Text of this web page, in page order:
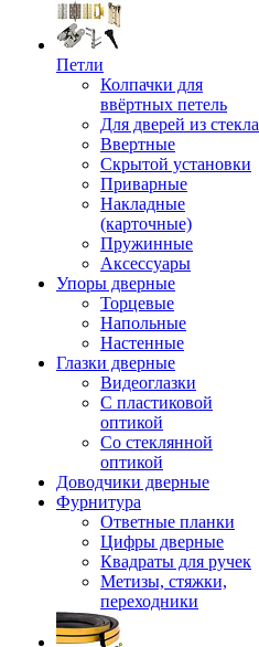
Петли
Колпачки для
ввёртных петель
Для дверей из стекла
Ввертные
Скрытой установки
Приварные
Накладные
(карточные)
Пружинные
Аксессуары
Упоры дверные
Торцевые
Напольные
Настенные
Глазки дверные
Видеоглазки
С пластиковой
оптикой
Со стеклянной
оптикой
Доводчики дверные
Фурнитура
Ответные планки
Цифры дверные
Квадраты для ручек
Метизы, стяжки,
переходники